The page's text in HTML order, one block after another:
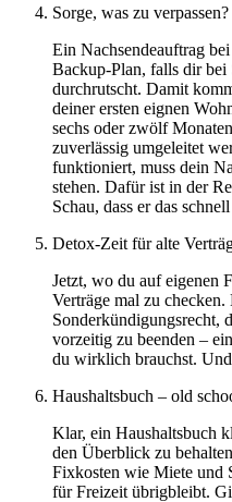
Sorge, was zu verpassen?
Ein Nachsendeauftrag
Backup-Plan, falls dir bei
durchrutscht. Damit
deiner ersten eignen
sechs oder zwölf
zuverlässig umgeleitet
funktioniert, muss dein
stehen. Dafür ist in der
Schau, dass er das
Detox-Zeit für alte
Jetzt, wo du auf eigenen
Verträge mal zu
Sonderkündigungsrecht,
vorzeitig zu beenden –
du wirklich brauchst.
Haushaltsbuch – old
Klar, ein Haushaltsbuch
den Überblick zu
Fixkosten wie Miete und
für Freizeit übrigbleibt.